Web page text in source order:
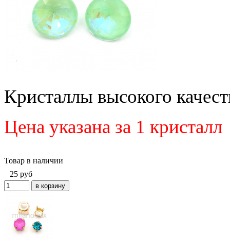
Кристаллы высокого
Цена указана за 1 кристалл
Товар в наличии
25 руб